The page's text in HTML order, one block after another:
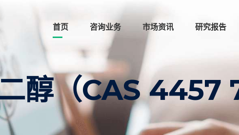
首页 咨询业务 市场资讯 研究报告
醇（CAS 4457